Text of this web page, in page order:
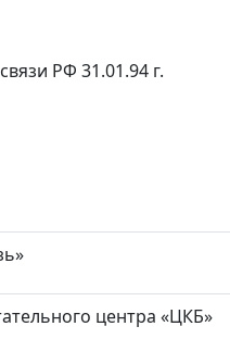
РФ 31.01.94 г.
центра «ЦКБ»